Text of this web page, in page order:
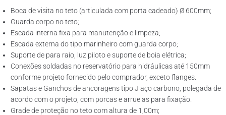
Boca de visita no teto (articulada com porta cadeado) Ø 600mm;
Guarda corpo no teto;
Escada interna fixa para manutenção e limpeza;
Escada externa do tipo marinheiro com guarda corpo;
Suporte de para raio, luz piloto e suporte de boia elétrica;
Conexões soldadas no reservatório para hidráulicas até 150mm
conforme projeto fornecido pelo comprador, exceto flanges.
Sapatas e Ganchos de ancoragens tipo J aço carbono, polegada de
acordo com o projeto, com porcas e arruelas para fixação.
Grade de proteção no teto com altura de 1,00m;